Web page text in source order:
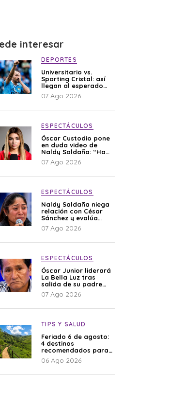
interesar
DEPORTES
Universitario vs.
Sporting Cristal: así
llegan al esperado
duelo
07 Ago 2026
ESPECTÁCULOS
Óscar Custodio pone
en duda video de
Naldy Saldaña: “Hay
cosas que de repente
se han editado”
07 Ago 2026
ESPECTÁCULOS
Naldy Saldaña niega
relación con César
Sánchez y evalúa
denunciar a su
esposa: “Es una
07 Ago 2026
ESPECTÁCULOS
Óscar Junior liderará
La Bella Luz tras
salida de su padre
por polémica con
Naldy Saldaña
07 Ago 2026
TIPS Y SALUD
Feriado 6 de agosto:
4 destinos
recomendados para
disfrutar el descanso
06 Ago 2026